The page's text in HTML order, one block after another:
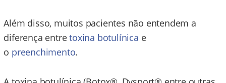
Além disso, muitos pacientes não entendem a
diferença entretoxina botulínica e
o preenchimento.